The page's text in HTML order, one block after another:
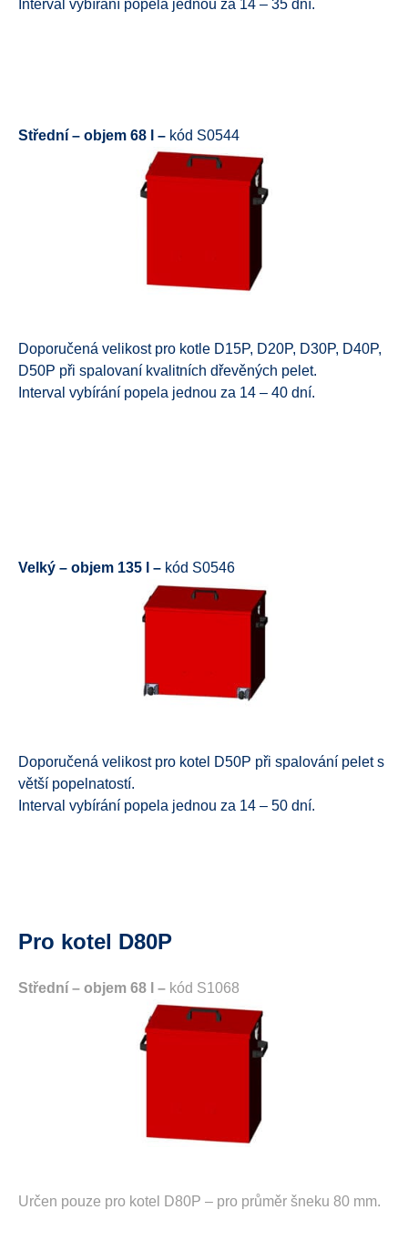
Interval vybírání popela jednou za 14 – 35 dní.
Střední – objem 68 l – kód S0544
Doporučená velikost pro kotle D15P, D20P, D30P, D40P,
D50P při spalovaní kvalitních dřevěných pelet.
Interval vybírání popela jednou za 14 – 40 dní.
Velký – objem 135 l – kód S0546
Doporučená velikost pro kotel D50P při spalování pelet s
větší popelnatostí.
Interval vybírání popela jednou za 14 – 50 dní.
Pro kotel D80P
Střední – objem 68 l – kód S1068
Určen pouze pro kotel D80P – pro průměr šneku 80 mm.